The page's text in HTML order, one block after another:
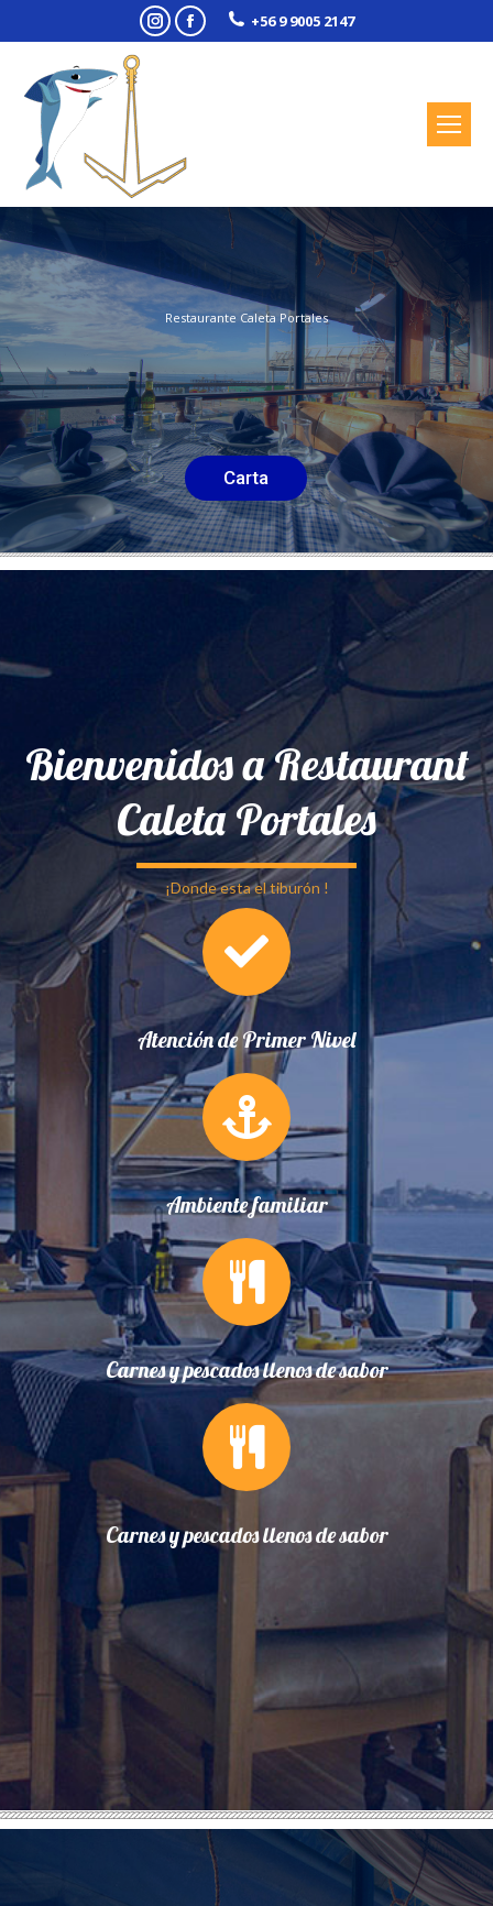
InstagramFacebook+56 9 9005 2147
Carta
Restaurante Caleta Portales
Bienvenidos a Restaurant
Caleta Portales
¡Donde esta el tiburón !
Atención de Primer Nivel
Ambiente familiar
Carnes y pescados llenos de sabor
Carnes y pescados llenos de sabor